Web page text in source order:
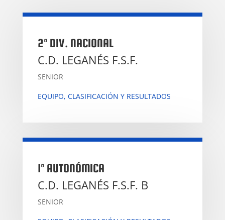
2ª DIV. NACIONAL
C.D. LEGANÉS F.S.F.
SENIOR
EQUIPO, CLASIFICACIÓN Y RESULTADOS
1ª AUTONÓMICA
C.D. LEGANÉS F.S.F. B
SENIOR